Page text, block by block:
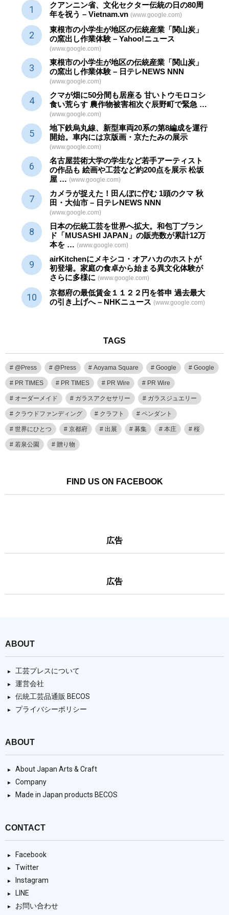
クアンニン省、文化セクター伝統の日の80周
年を祝う – Vietnam.vn (www.google.com)
東根市の小学生が地区の伝統産業 「関山炭」
の窯出し作業体験 – Yahoo!ニュース
(www.google.com)
東根市の小学生が地区の伝統産業 「関山炭」
の窯出し作業体験 – 日テレNEWS NNN
(www.google.com)
クマが畑に50分間も居座る 甘いトウモロコシ
食い荒らす 農作物被害相次ぐ辰野町で緊急 …
(www.google.com)
地下鉄烏丸線、新型車両20系の第8編成を運行
開始。車内には京版画・京たたみの展示
(www.google.com)
名古屋芸術大学の学生など若手アーティスト
の作品も 絵画や工芸など約200点を展示 松坂
屋 … (www.google.com)
カメラが捉えた！田んぼに佇む 1頭のクマ 秋
田・大仙市 – 日テレNEWS NNN
(www.google.com)
日本の伝統工芸を世界へ拡大。和包丁ブラン
ド「MUSASHI JAPAN」の販売数が累計12万
本を … (www.google.com)
airKitchenにメキシコ・オアハカのホストが
初登場。家庭の食卓から始まる異文化体験が
さらに多様に (www.google.com)
京都府の最低賃金１１２２円を答申 過去最大
の引き上げへ – NHKニュース (www.google.com)
TAGS
@Press @Press Aoyama Square Google Google
PR TIMES PR TIMES PR Wire PR Wire
オーダーメイド ガラスアクセサリー ガラスジュエリー
クラウドファンディング クラフト ペンダント
世界にひとつ 京都府 出展 募集 本庄 桜
若泉公園 贈り物
FIND US ON FACEBOOK
広告
広告
ABOUT
工芸プレスについて
運営会社
伝統工芸品通販 BECOS
プライバシーポリシー
ABOUT
About Japan Arts & Craft
Company
Made in Japan products BECOS
CONTACT
Facebook
Twitter
Instagram
LINE
お問い合わせ